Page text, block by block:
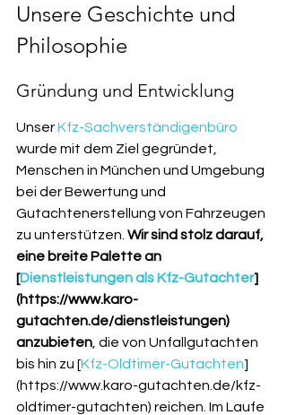
Unsere Geschichte und
Philosophie
Gründung und Entwicklung
Unser Kfz-Sachverständigenbüro
wurde mit dem Ziel gegründet,
Menschen in München und Umgebung
bei der Bewertung und
Gutachtenerstellung von Fahrzeugen
zu unterstützen. Wir sind stolz darauf,
eine breite Palette an
[Dienstleistungen als Kfz-Gutachter]
(https://www.karo-
gutachten.de/dienstleistungen)
anzubieten , die von Unfallgutachten
bis hin zu [Kfz-Oldtimer-Gutachten]
(https://www.karo-gutachten.de/kfz-
oldtimer-gutachten) reichen. Im Laufe